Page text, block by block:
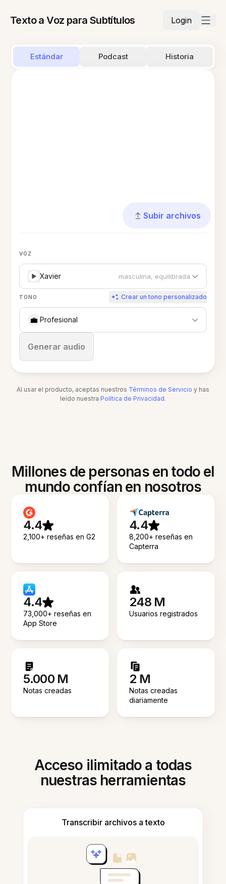
Texto a Voz para Subtítulos Login
Estándar Podcast Historia
Subir archivos
VOZ
Xavier masculina, equilibrada
TONO Crear un tono personalizado
💼 Profesional
Generar audio
Detener
Al usar el producto, aceptas nuestros Términos de Servicio y has
leído nuestra Política de Privacidad.
Millones de personas en todo el
mundo confían en nosotros
4.4
2,100+ reseñas en G2
4.4
8,200+ reseñas en
Capterra
4.4
73,000+ reseñas en
App Store
248 M
Usuarios registrados
5.000 M
Notas creadas
2 M
Notas creadas
diariamente
Acceso ilimitado a todas
nuestras herramientas
Transcribir archivos a texto